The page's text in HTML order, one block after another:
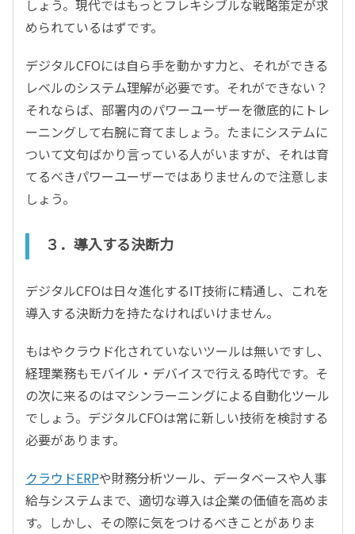
しょう。現代ではもっとフレキシブルな戦略策定が求
められているはずです。
デジタルCFOには自ら手を動かす力と、それができる
レベルのシステム理解が必要です。それができない？
それならば、部署内のパワーユーザーを徹底的にトレ
ーニングして右腕に育てましょう。たまにシステムに
ついて文句ばかり言っている人がいますが、それは育
てるべきパワーユーザーではありませんので注意しま
しょう。
３．導入する決断力
デジタルCFOは日々進化するIT技術に精通し、これを
導入する決断力を持たなければいけません。
もはやクラウド化されていないツールは無いですし、
経理業務もモバイル・デバイスで行える時代です。そ
の次に来るのはマシンラーニングによる自動化ツール
でしょう。デジタルCFOは常に新しい技術を検討する
必要があります。
クラウドERPや財務分析ツール、データベースや人事
給与システムまで、適切な導入は企業の価値を高めま
す。しかし、その際に気をつけるべきことがありま